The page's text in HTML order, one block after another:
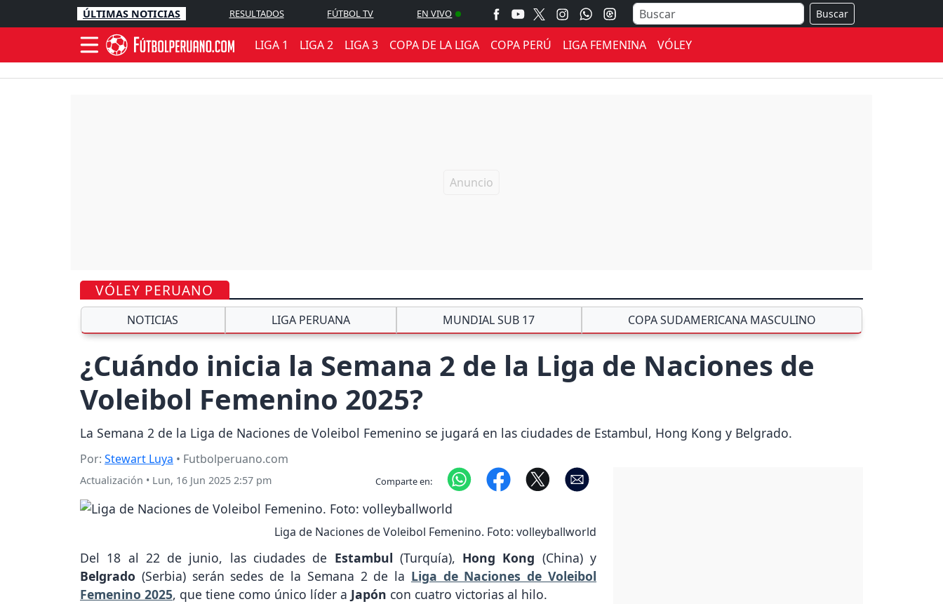
ÚLTIMAS NOTICIAS RESULTADOS FÚTBOL TV EN VIVO Buscar
LIGA 1 LIGA 2 LIGA 3 COPA DE LA LIGA COPA PERÚ LIGA FEMENINA VÓLEY
VÓLEY PERUANO
NOTICIAS LIGA PERUANA MUNDIAL SUB 17 COPA SUDAMERICANA MASCULINO
¿Cuándo inicia la Semana 2 de la Liga de Naciones de
Voleibol Femenino 2025?
La Semana 2 de la Liga de Naciones de Voleibol Femenino se jugará en las ciudades de Estambul, Hong Kong y Belgrado.
Por: Stewart Luya • Futbolperuano.com
Actualización • Lun, 16 Jun 2025 2:57 pm Comparte en:
Liga de Naciones de Voleibol Femenino. Foto: volleyballworld
Del 18 al 22 de junio, las ciudades de Estambul (Turquía), Hong Kong (China) y
Belgrado (Serbia) serán sedes de la Semana 2 de la Liga de Naciones de Voleibol
Femenino 2025, que tiene como único líder a Japón con cuatro victorias al hilo.